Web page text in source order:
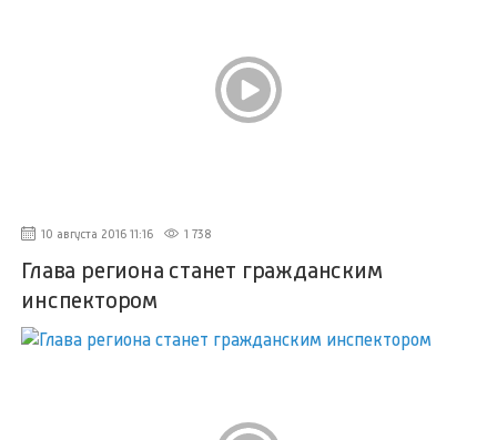
10 августа 2016 11:16 1 738
Глава региона станет гражданским
инспектором